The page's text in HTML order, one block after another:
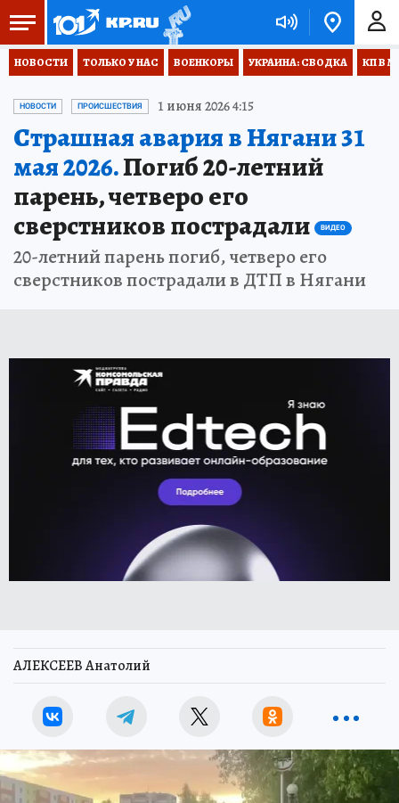
НОВОСТИ ТОЛЬКО У НАС ВОЕНКОРЫ УКРАИНА: СВОДКА КП В
НОВОСТИ ПРОИСШЕСТВИЯ 1 июня 2026 4:15
Страшная авария в Нягани 31
мая 2026.Погиб 20-летний
парень, четверо его
сверстников пострадали
ВИДЕО
20-летний парень погиб, четверо его
сверстников пострадали в ДТП в Нягани
АЛЕКСЕЕВ Анатолий